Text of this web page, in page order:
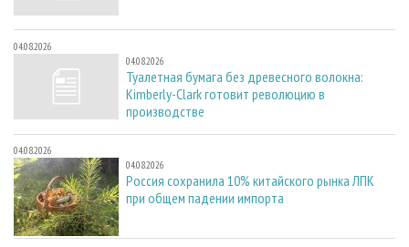
04.08.2026
04.08.2026
Туалетная бумага без древесного волокна:
Kimberly-Clark готовит революцию в
производстве
04.08.2026
04.08.2026
Россия сохранила 10% китайского рынка ЛПК
при общем падении импорта